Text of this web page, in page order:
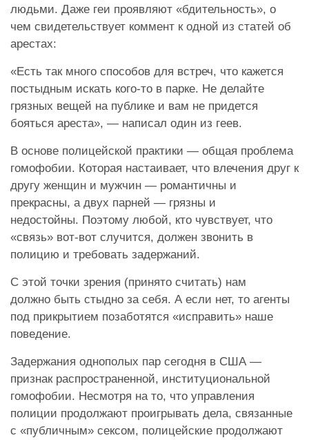
людьми. Даже геи проявляют «бдительность», о
чем свидетельствует коммент к одной из статей об
арестах:
«Есть так много способов для встреч, что кажется
постыдным искать кого-то в парке. Не делайте
грязных вещей на публике и вам не придется
бояться ареста», — написал один из геев.
В основе полицейской практики — общая проблема
гомофобии. Которая настаивает, что влечения друг к
другу женщин и мужчин — романтичны и
прекрасны, а двух парней — грязны и
недостойны. Поэтому любой, кто чувствует, что
«связь» вот-вот случится, должен звонить в
полицию и требовать задержаний.
С этой точки зрения (принято считать) нам
должно быть стыдно за себя. А если нет, то агенты
под прикрытием позаботятся «исправить» наше
поведение.
Задержания однополых пар сегодня в США —
признак распространенной, институциональной
гомофобии. Несмотря на то, что управления
полиции продолжают проигрывать дела, связанные
с «публичным» сексом, полицейские продолжают